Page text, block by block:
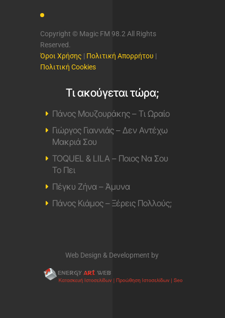
Copyright © Magic FM 98.2 All Rights
Reserved.
Όροι Χρήσης | Πολιτική Απορρήτου |
Πολιτική Cookies
Τι ακούγεται τώρα;
Πάνος Μουζουράκης – Τι Ωραίο
Γιώργος Γιαννιάς – Δεν Αντέχω
Μακριά Σου
TOQUEL & LILA – Ποιος Να Σου
Το Πει
Πέγκυ Ζήνα – Άμυνα
Πάνος Κιάμος – Ξέρεις Πολλούς;
Web Design & Development by